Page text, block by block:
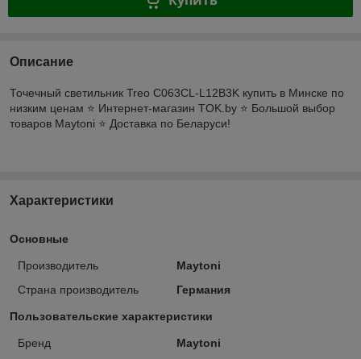
Описание
Точечный светильник Treo C063CL-L12B3K купить в Минске по
низким ценам ⭐️ Интернет-магазин TOK.by ⭐️ Большой выбор
товаров Maytoni ⭐️ Доставка по Беларуси!
Характеристики
Основные
Производитель
Maytoni
Страна производитель
Германия
Пользовательские характеристики
Бренд
Maytoni